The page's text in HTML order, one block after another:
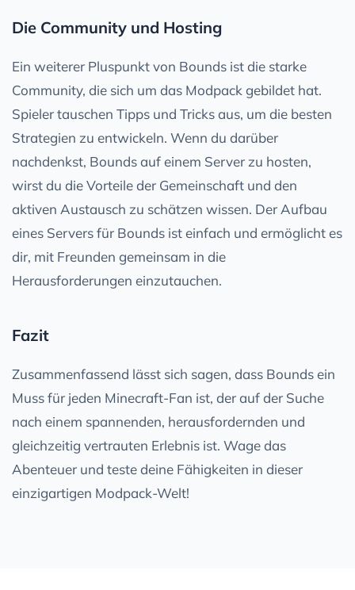
Die Community und Hosting
Ein weiterer Pluspunkt von Bounds ist die starke
Community, die sich um das Modpack gebildet hat.
Spieler tauschen Tipps und Tricks aus, um die besten
Strategien zu entwickeln. Wenn du darüber
nachdenkst, Bounds auf einem Server zu hosten,
wirst du die Vorteile der Gemeinschaft und den
aktiven Austausch zu schätzen wissen. Der Aufbau
eines Servers für Bounds ist einfach und ermöglicht es
dir, mit Freunden gemeinsam in die
Herausforderungen einzutauchen.
Fazit
Zusammenfassend lässt sich sagen, dass Bounds ein
Muss für jeden Minecraft-Fan ist, der auf der Suche
nach einem spannenden, herausfordernden und
gleichzeitig vertrauten Erlebnis ist. Wage das
Abenteuer und teste deine Fähigkeiten in dieser
einzigartigen Modpack-Welt!